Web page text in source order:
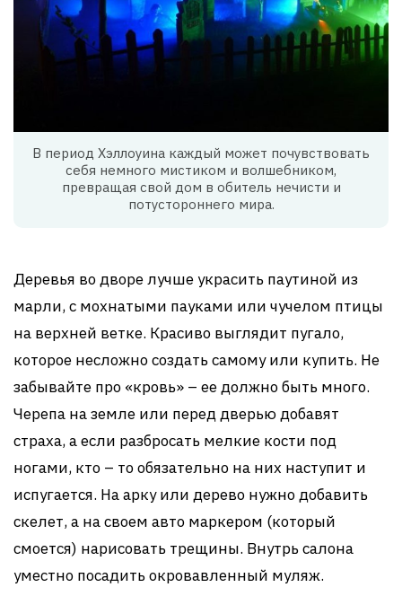
В период Хэллоуина каждый может почувствовать
себя немного мистиком и волшебником,
превращая свой дом в обитель нечисти и
потустороннего мира.
Деревья во дворе лучше украсить паутиной из
марли, с мохнатыми пауками или чучелом птицы
на верхней ветке. Красиво выглядит пугало,
которое несложно создать самому или купить. Не
забывайте про «кровь» – ее должно быть много.
Черепа на земле или перед дверью добавят
страха, а если разбросать мелкие кости под
ногами, кто – то обязательно на них наступит и
испугается. На арку или дерево нужно добавить
скелет, а на своем авто маркером (который
смоется) нарисовать трещины. Внутрь салона
уместно посадить окровавленный муляж.